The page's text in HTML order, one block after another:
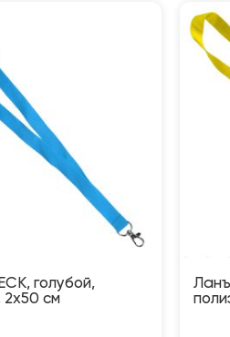
голубой,
2х50 см